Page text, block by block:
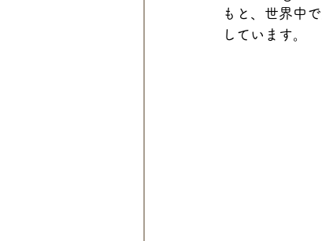
もと、世界中
しています。